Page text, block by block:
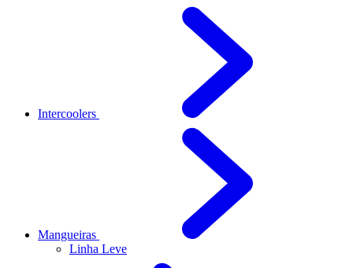
Intercoolers
Mangueiras
Linha Leve